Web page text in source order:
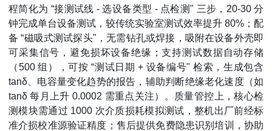
程简化为 “接测试线 - 选设备类型 - 点检测" 三步，20-30 分
钟完成单台设备测试，较传统实验室测试效率提升 80%；配
备 “磁吸式测试探头"，无需钻孔或焊接，吸附在设备外壳即
可采集信号，避免损坏设备绝缘；支持测试数据自动存储
（500 组），可按 “测试日期 + 设备编号" 检索，生成包含
tanδ、电容量变化趋势的报告，辅助判断绝缘老化速度（如
tanδ 每月上升 0.0002 需重点关注）。质量管控上，核心检
测模块需通过 1000 次介质损耗模拟测试，整机出厂前经标
准介损校准源验证精度；售后提供免费隐患识别培训，协助